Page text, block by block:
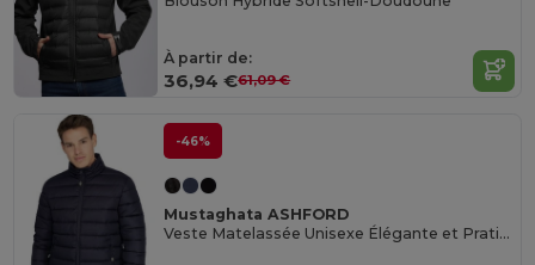
À partir de:
36,94 €61,09 €
-46%
Mustaghata ASHFORD
Veste Matelassée Unisexe Élégante et Pratique